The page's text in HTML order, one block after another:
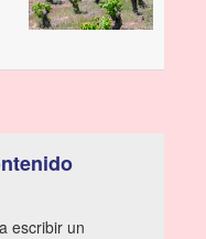
escribir un